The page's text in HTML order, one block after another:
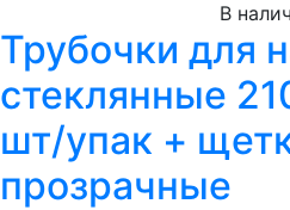
В
Трубочки для
стеклянные
шт/упак +
прозрачные